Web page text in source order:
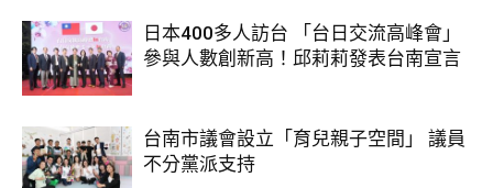
日本400多人訪台 「台日交流高峰會」
參與人數創新高！邱莉莉發表台南宣言
台南市議會設立「育兒親子空間」 議員
不分黨派支持